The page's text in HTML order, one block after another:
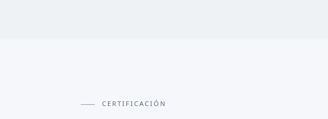
CERTIFICACIÓN